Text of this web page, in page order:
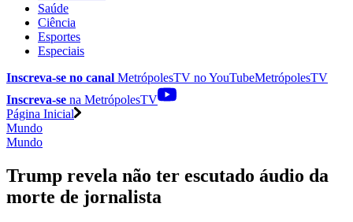
Saúde
Ciência
Esportes
Especiais
Inscreva-se no canal MetrópolesTV noYouTubeMetrópolesTV
Inscreva-se na MetrópolesTV
Página Inicial
Mundo
Mundo
Trump revela não ter escutado áudio da
morte de jornalista